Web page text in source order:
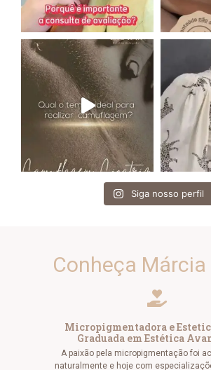
Siga nosso perfil
Conheça Márcia
Micropigmentadora e
Graduada em Estética
A paixão pela micropigmentação foi
naturalmente e hoje com